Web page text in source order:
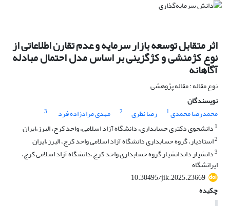
اثر متقابل توسعه بازار سرمایه و عدم تقارن اطلاعاتی از
نوع کژمنشی و کژگزینی بر اساس مدل احتمال مبادله
آگاهانه
نوع مقاله : مقاله پژوهشی
نویسندگان
محمدرضا محمدی1 رضا نظری 2 مهدی مرادزاده فرد
3
1 دانشجوی دکتری حسابداری، دانشگاه آزاد اسلامی، واحد کرج، البرز،ایران
2استادیار، گروه حسابداری دانشگاه آزاد اسلامی واحد کرج، البرز،ایران
3دانشیار داندانشیار گروه حسابداری واحد کرج،دانشگاه آزاد اسلامی کرج،
ایرانشگاه
10.30495/jik.2025.23669
چکیده